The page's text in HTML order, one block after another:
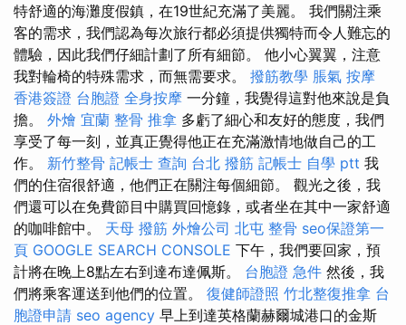
特舒適的海灘度假鎮，在19世紀充滿了美麗。 我們關注乘
客的需求，我們認為每次旅行都必須提供獨特而令人難忘的
體驗，因此我們仔細計劃了所有細節。 他小心翼翼，注意
我對輪椅的特殊需求，而無需要求。 撥筋教學 脹氣 按摩
香港簽證 台胞證 全身按摩 一分鐘，我覺得這對他來說是負
擔。 外燴 宜蘭 整骨 推拿 多虧了細心和友好的態度，我們
享受了每一刻，並真正覺得他正在充滿激情地做自己的工
作。 新竹整骨 記帳士 查詢 台北 撥筋 記帳士 自學 ptt 我
們的住宿很舒適，他們正在關注每個細節。 觀光之後，我
們還可以在免費節目中購買回憶錄，或者坐在其中一家舒適
的咖啡館中。 天母 撥筋 外燴公司 北屯 整骨 seo保證第一
頁 GOOGLE SEARCH CONSOLE 下午，我們要回家，預
計將在晚上8點左右到達布達佩斯。 台胞證 急件 然後，我
們將乘客運送到他們的位置。 復健師證照 竹北整復推拿 台
胞證申請 seo agency 早上到達英格蘭赫爾城港口的金斯